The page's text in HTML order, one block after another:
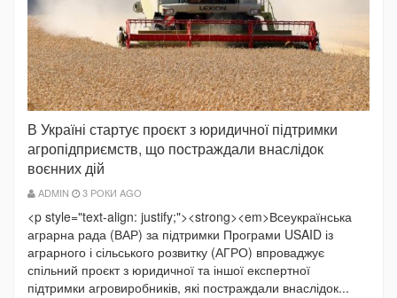
В Україні стартує проєкт з юридичної підтримки
агропідприємств, що постраждали внаслідок
воєнних дій
ADMIN 3 РОКИ AGO
<p style="text-align: justify;"><strong><em>Всеукраїнська
аграрна рада (ВАР) за підтримки Програми USAID із
аграрного і сільського розвитку (АГРО) впроваджує
спільний проєкт з юридичної та іншої експертної
підтримки агровиробників, які постраждали внаслідок...